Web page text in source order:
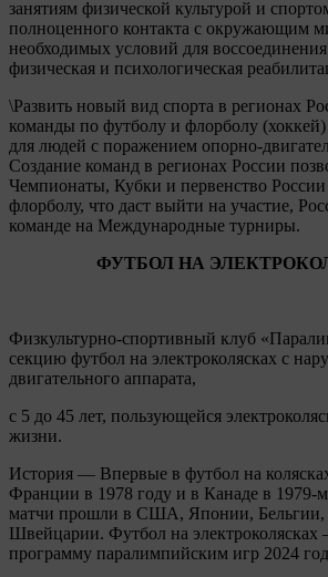
занятиям физической культурой и
полноценного контакта с окружающим
необходимых условий для
физическая и психологическая
\Развить новый вид спорта в регионах
команды по футболу и флорболу (хоккей)
для людей с поражением опорно-
Создание команд в регионах России
Чемпионаты, Кубки и первенство
флорболу, что даст выйти на участие,
команде на Международные турниры.
ФУТБОЛ НА
Физкультурно-спортивный клуб
секцию футбол на электроколясках с
двигательного аппарата,
с 5 до 45 лет, пользующейся
жизни.
История — Впервые в футбол на
Франции в 1978 году и в Канаде в 1979-
матчи прошли в США, Японии, Бельгии,
Швейцарии. Футбол на электроколясках
программу паралимпийским игр 2024